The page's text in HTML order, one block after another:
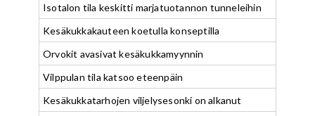
Isotalon tila keskitti marjatuotannon tunneleihin
Kesäkukkakauteen koetulla konseptilla
Orvokit avasivat kesäkukkamyynnin
Vilppulan tila katsoo eteenpäin
Kesäkukkatarhojen viljelysesonki on alkanut